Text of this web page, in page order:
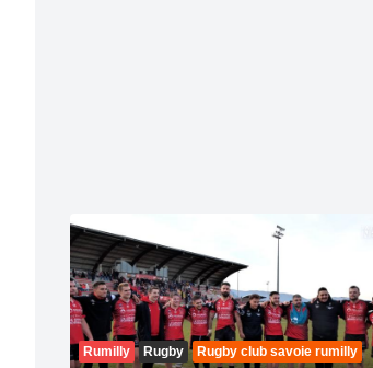
Rumilly Rugby Rugby club savoie rumilly